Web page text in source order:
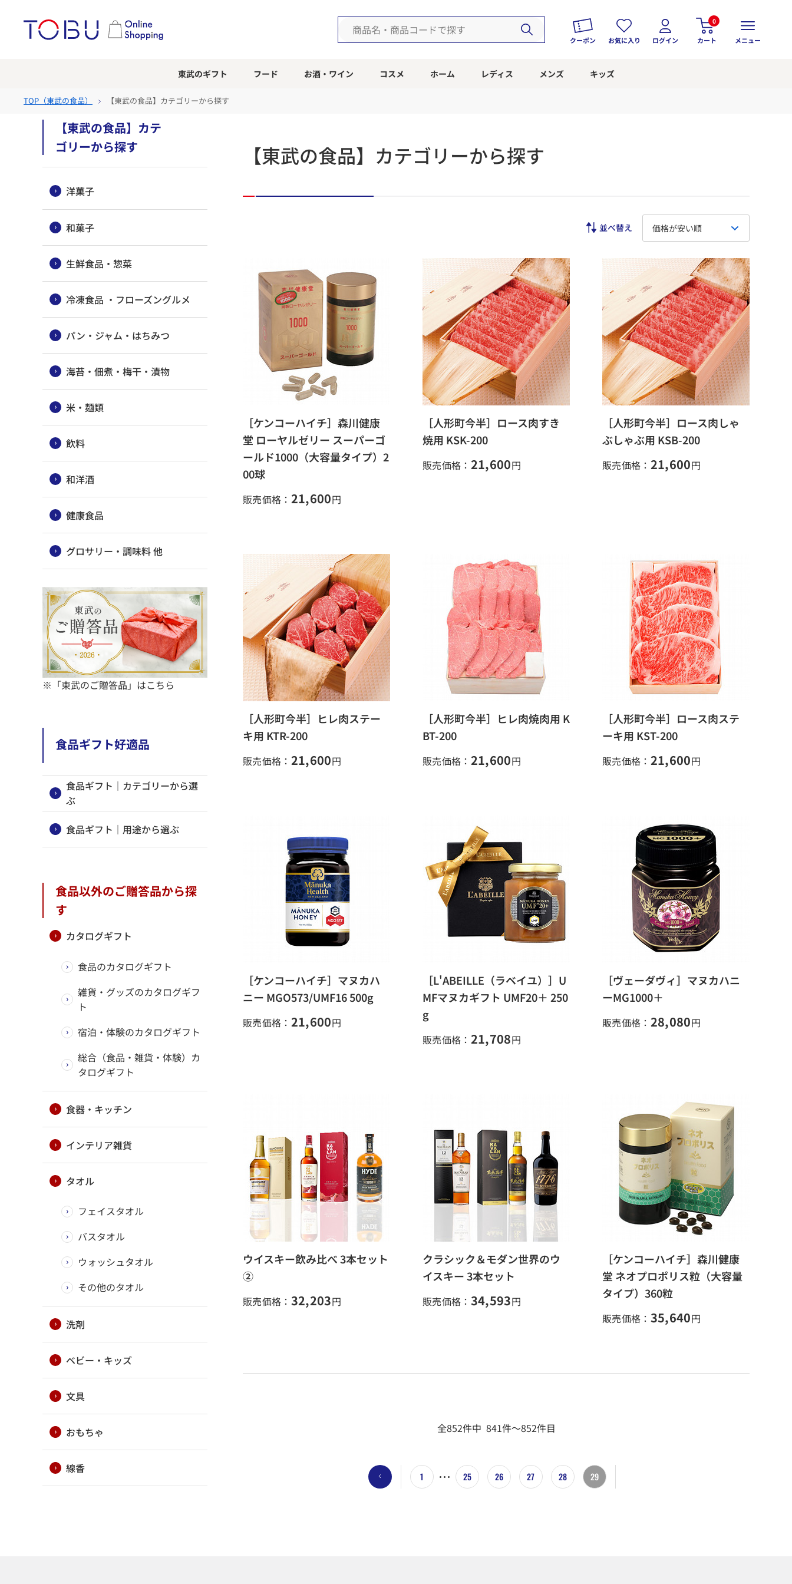
クーポン お気に入り ログイン
0
カート メニュー
東武のギフト フード お酒・ワイン コスメ ホーム レディス メンズ キッズ
TOP（東武の食品） 【東武の食品】カテゴリーから探す
【東武の食品】カテ
ゴリーから探す
洋菓子
和菓子
生鮮食品・惣菜
冷凍食品 ・フローズングルメ
パン・ジャム・はちみつ
海苔・佃煮・梅干・漬物
米・麺類
飲料
和洋酒
健康食品
グロサリー・調味料 他
※「東武のご贈答品」はこちら
食品ギフト好適品
食品ギフト｜カテゴリーから選
ぶ
食品ギフト｜用途から選ぶ
食品以外のご贈答品から探
す
カタログギフト
食品のカタログギフト
雑貨・グッズのカタログギフ
ト
宿泊・体験のカタログギフト
総合（食品・雑貨・体験）カ
タログギフト
食器・キッチン
インテリア雑貨
タオル
フェイスタオル
バスタオル
ウォッシュタオル
その他のタオル
洗剤
ベビー・キッズ
文具
おもちゃ
線香
【東武の食品】カテゴリーから探す
価格が安い順
［ケンコーハイチ］森川健康
堂 ローヤルゼリー スーパーゴ
ールド1000（大容量タイプ）2
00球
販売価格： 21,600円
［人形町今半］ロース肉すき
焼用 KSK-200
販売価格： 21,600円
［人形町今半］ロース肉しゃ
ぶしゃぶ用 KSB-200
販売価格： 21,600円
［人形町今半］ヒレ肉ステー
キ用 KTR-200
販売価格： 21,600円
［人形町今半］ヒレ肉焼肉用 K
BT-200
販売価格： 21,600円
［人形町今半］ロース肉ステ
ーキ用 KST-200
販売価格： 21,600円
［ケンコーハイチ］マヌカハ
ニー MGO573/UMF16 500g
販売価格： 21,600円
［L'ABEILLE（ラベイユ）］U
MFマヌカギフト UMF20＋ 250
g
販売価格： 21,708円
［ヴェーダヴィ］マヌカハニ
ーMG1000＋
販売価格： 28,080円
ウイスキー飲み比べ 3本セット
②
販売価格： 32,203円
クラシック＆モダン世界のウ
イスキー 3本セット
販売価格： 34,593円
［ケンコーハイチ］森川健康
堂 ネオプロポリス粒（大容量
タイプ）360粒
販売価格： 35,640円
全852件中 841件～852件目
1 25 26 27 28 29